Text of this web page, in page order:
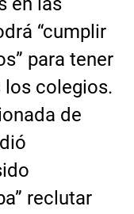
“cumplir
para tener
los colegios.
de
reclutar